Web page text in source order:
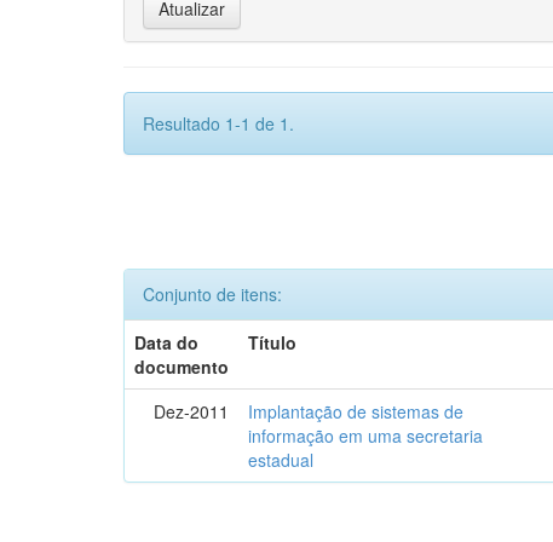
Resultado 1-1 de 1.
Conjunto de itens:
Data do
documento
Título
Dez-2011
Implantação de sistemas de
informação em uma secretaria
estadual